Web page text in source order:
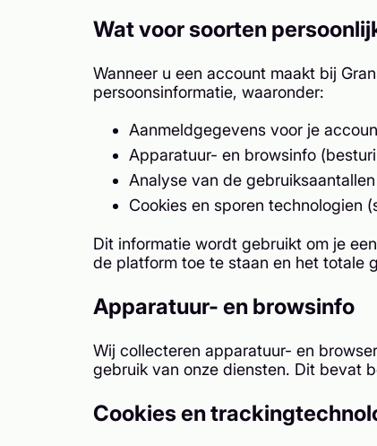
Wat voor soorten
Wanneer u een account maakt bij
persoonsinformatie, waaronder:
Aanmeldgegevens voor je
Apparatuur- en browsinfo
Analyse van de
Cookies en sporen technologien
Dit informatie wordt gebruikt om je
de platform toe te staan en het totale
Apparatuur- en browsinfo
Wij collecteren apparatuur- en
gebruik van onze diensten. Dit bevat
Cookies en